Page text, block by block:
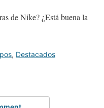
de Nike? ¿Está buena la
, Destacados